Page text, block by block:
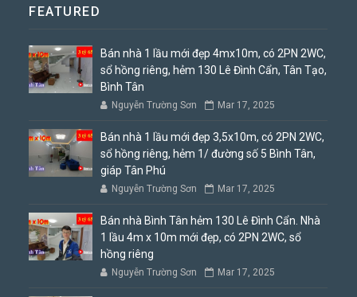
FEATURED
Bán nhà 1 lầu mới đẹp 4mx10m, có 2PN 2WC,
sổ hồng riêng, hẻm 130 Lê Đình Cẩn, Tân Tạo,
Bình Tân
Nguyễn Trường Sơn Mar 17, 2025
Bán nhà 1 lầu mới đẹp 3,5x10m, có 2PN 2WC,
sổ hồng riêng, hẻm 1/ đường số 5 Bình Tân,
giáp Tân Phú
Nguyễn Trường Sơn Mar 17, 2025
Bán nhà Bình Tân hẻm 130 Lê Đình Cẩn. Nhà
1 lầu 4m x 10m mới đẹp, có 2PN 2WC, sổ
hồng riêng
Nguyễn Trường Sơn Mar 17, 2025